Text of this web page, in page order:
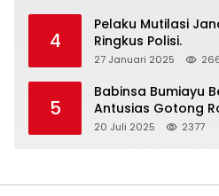
4
Pelaku Mutilasi
Ringkus Polisi.
27 Januari 2025
5
Babinsa Bumiayu
Antusias Gotong
Dusun Banaran
20 Juli 2025 2377